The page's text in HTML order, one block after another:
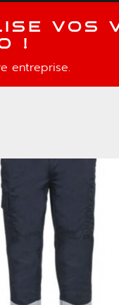
I S E VO S
!
entreprise.